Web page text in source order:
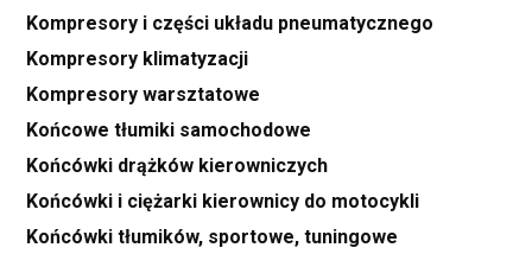
Kompresory i części układu pneumatycznego
Kompresory klimatyzacji
Kompresory warsztatowe
Końcowe tłumiki samochodowe
Końcówki drążków kierowniczych
Końcówki i ciężarki kierownicy do motocykli
Końcówki tłumików, sportowe, tuningowe